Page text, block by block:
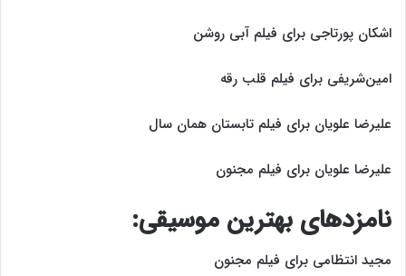
اشکان پورتاجی برای فیلم آبی روشن
امین‌شریفی برای فیلم قلب رقه
علیرضا علویان برای فیلم تابستان همان سال
علیرضا علویان برای فیلم مجنون
نامزد‌های بهترین موسیقی:
مجید انتظامی برای فیلم مجنون